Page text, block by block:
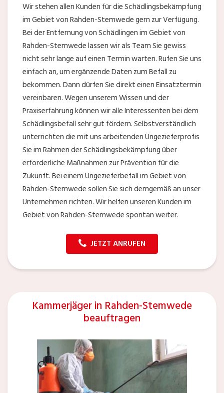
Wir stehen allen Kunden für die Schädlingsbekämpfung
im Gebiet von Rahden-Stemwede gern zur Verfügung.
Bei der Entfernung von Schädlingen im Gebiet von
Rahden-Stemwede lassen wir als Team Sie gewiss
nicht sehr lange auf einen Termin warten. Rufen Sie uns
einfach an, um ergänzende Daten zum Befall zu
bekommen. Dann dürfen Sie direkt einen Einsatztermin
vereinbaren. Wegen unserem Wissen und der
Praxiserfahrung können wir alle Interessenten bei dem
Schädlingsbefall sehr gut fördern. Selbstverständlich
unterrichten die mit uns arbeitenden Ungezieferprofis
Sie im Rahmen der Schädlingsbekämpfung über
erforderliche Maßnahmen zur Prävention für die
Zukunft. Bei einem Ungezieferbefall im Gebiet von
Rahden-Stemwede sollen Sie sich demgemäß an unser
Unternehmen richten. Wir helfen unseren Kunden im
Gebiet von Rahden-Stemwede spontan weiter.
JETZT ANRUFEN
Kammerjäger in Rahden-Stemwede
beauftragen